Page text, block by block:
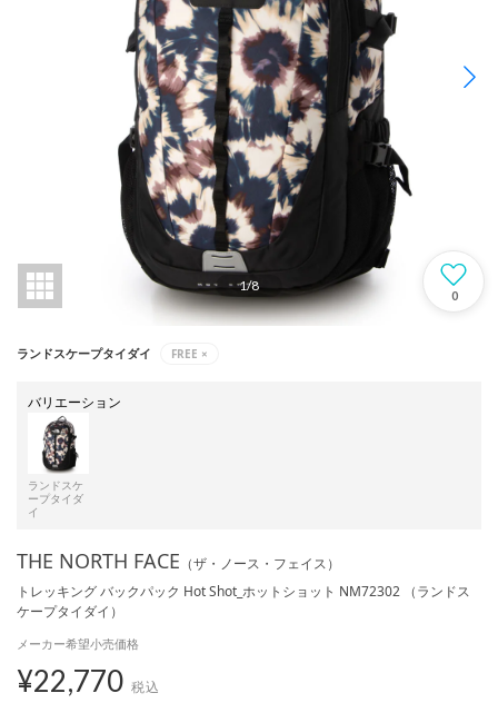
1/8
0
ランドスケープタイダイ FREE ×
バリエーション
ランドスケ
ープタイダ
イ
THE NORTH FACE （ザ・ノース・フェイス）
トレッキング バックパック Hot Shot_ホットショット NM72302 （ランドス
ケープタイダイ）
メーカー希望小売価格
¥22,770 税込